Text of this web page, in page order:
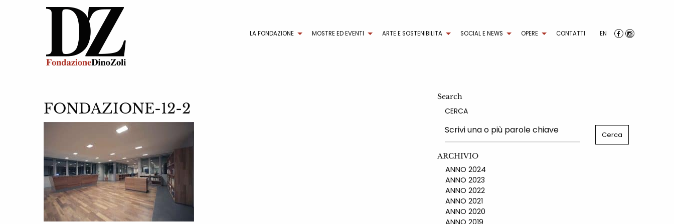
LA FONDAZIONE MOSTRE ED EVENTI ARTE E SOSTENIBILITA SOCIAL E NEWS OPERE CONTATTI EN
FONDAZIONE-12-2
Search
CERCA
ARCHIVIO
ANNO 2024
ANNO 2023
ANNO 2022
ANNO 2021
ANNO 2020